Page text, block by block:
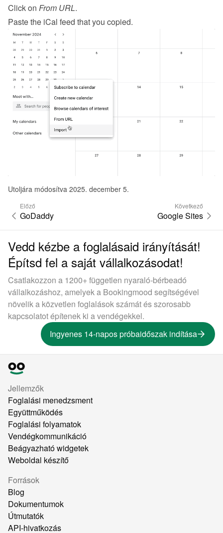
Click on From URL.
Paste the iCal feed that you copied.
Utoljára módosítva 2025. december 5.
Előző
GoDaddy
Következő
Google Sites
Vedd kézbe a foglalásaid irányítását!
Építsd fel a saját vállalkozásodat!
Csatlakozzon a 1200+ független nyaraló-bérbeadó
vállalkozáshoz, amelyek a Bookingmood segítségével
növelik a közvetlen foglalások számát és szorosabb
kapcsolatot építenek ki a vendégekkel.
Ingyenes 14-napos próbaidőszak indítása
Jellemzők
Foglalási menedzsment
Együttműködés
Foglalási folyamatok
Vendégkommunikáció
Beágyazható widgetek
Weboldal készítő
Források
Blog
Dokumentumok
Útmutatók
API-hivatkozás